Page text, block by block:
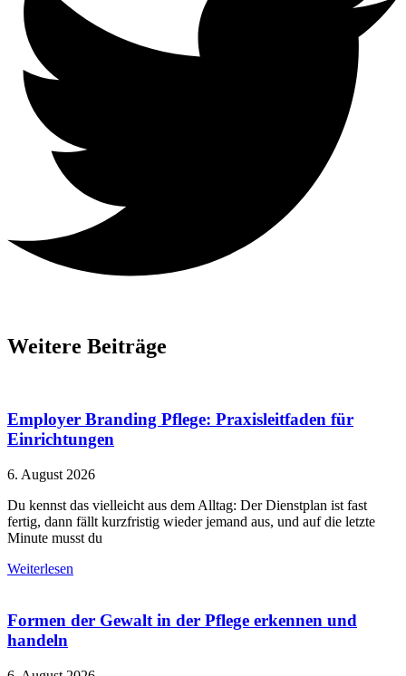
Weitere Beiträge
Employer Branding Pflege: Praxisleitfaden für
Einrichtungen
6. August 2026
Du kennst das vielleicht aus dem Alltag: Der Dienstplan ist fast
fertig, dann fällt kurzfristig wieder jemand aus, und auf die letzte
Minute musst du
Weiterlesen
Formen der Gewalt in der Pflege erkennen und
handeln